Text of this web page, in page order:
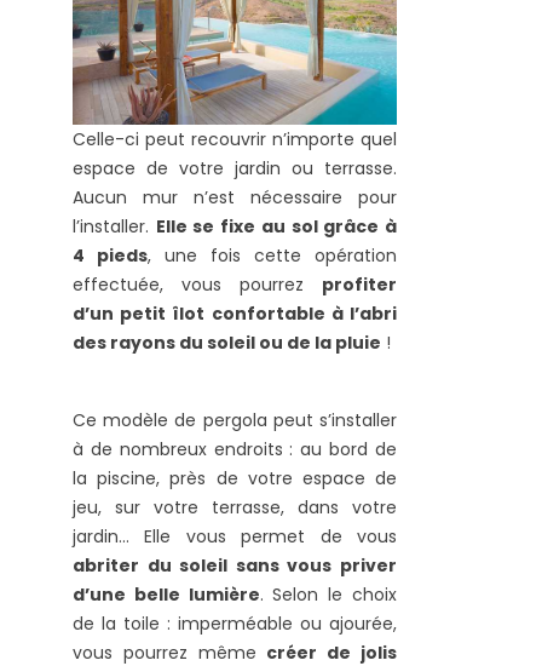
Celle-ci peut recouvrir n’importe quel
espace de votre jardin ou terrasse.
Aucun mur n’est nécessaire pour
l’installer. Elle se fixe au sol grâce à
4 pieds, une fois cette opération
effectuée, vous pourrez profiter
d’un petit îlot confortable à l’abri
des rayons du soleil ou de la pluie !
Ce modèle de pergola peut s’installer
à de nombreux endroits : au bord de
la piscine, près de votre espace de
jeu, sur votre terrasse, dans votre
jardin… Elle vous permet de vous
abriter du soleil sans vous priver
d’une belle lumière. Selon le choix
de la toile : imperméable ou ajourée,
vous pourrez même créer de jolis